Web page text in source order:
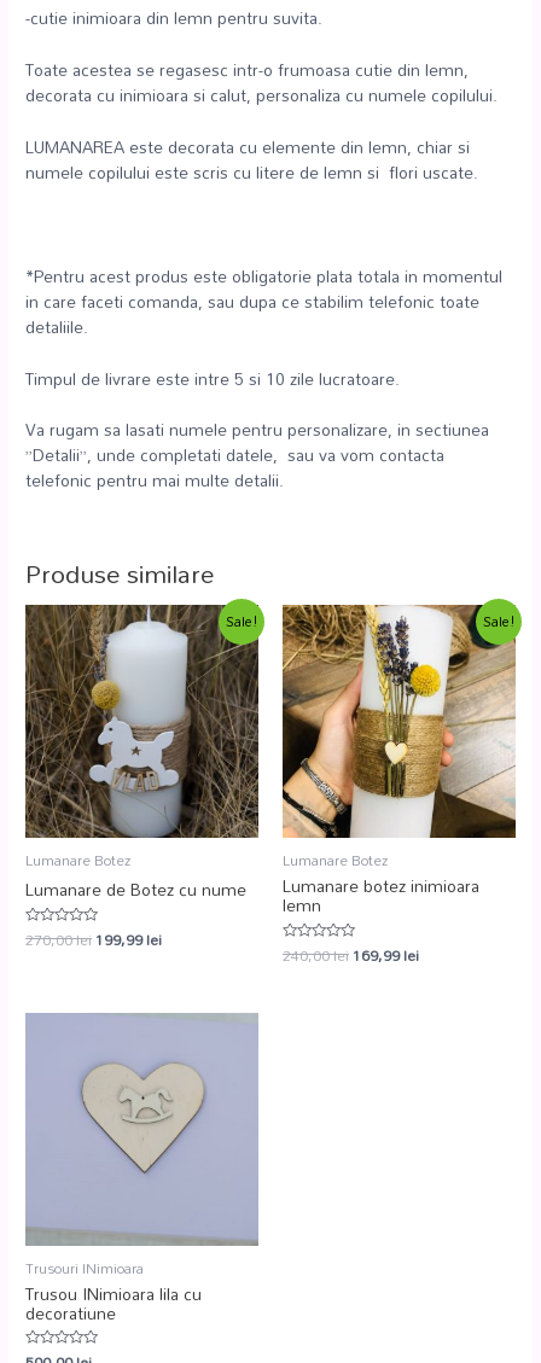
-cutie inimioara din lemn pentru suvita.
Toate acestea se regasesc intr-o frumoasa cutie din lemn,
decorata cu inimioara si calut, personaliza cu numele copilului.
LUMANAREA este decorata cu elemente din lemn, chiar si
numele copilului este scris cu litere de lemn si flori uscate.
*Pentru acest produs este obligatorie plata totala in momentul
in care faceti comanda, sau dupa ce stabilim telefonic toate
detaliile.
Timpul de livrare este intre 5 si 10 zile lucratoare.
Va rugam sa lasati numele pentru personalizare, in sectiunea
”Detalii”, unde completati datele, sau va vom contacta
telefonic pentru mai multe detalii.
Produse similare
Sale!
Lumanare Botez
Lumanare de Botez cu nume
Evaluat
la
270,00lei199,99lei
Sale!
Lumanare Botez
Lumanare botez inimioara
lemn
Evaluat
la
240,00lei169,99lei
Trusouri INimioara
Trusou INimioara lila cu
decoratiune
Evaluat